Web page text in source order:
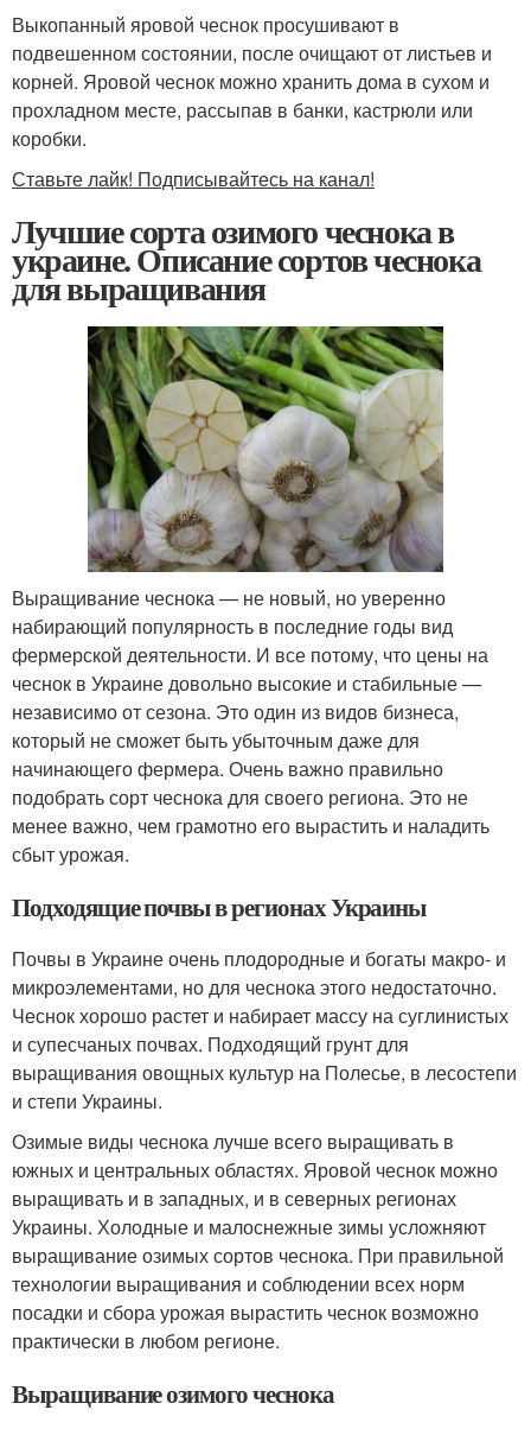
Выкопанный яровой чеснок просушивают в
подвешенном состоянии, после очищают от листьев и
корней. Яровой чеснок можно хранить дома в сухом и
прохладном месте, рассыпав в банки, кастрюли или
коробки.
Ставьте лайк! Подписывайтесь на канал!
Лучшие сорта озимого чеснока в
украине. Описание сортов чеснока
для выращивания
Выращивание чеснока — не новый, но уверенно
набирающий популярность в последние годы вид
фермерской деятельности. И все потому, что цены на
чеснок в Украине довольно высокие и стабильные —
независимо от сезона. Это один из видов бизнеса,
который не сможет быть убыточным даже для
начинающего фермера. Очень важно правильно
подобрать сорт чеснока для своего региона. Это не
менее важно, чем грамотно его вырастить и наладить
сбыт урожая.
Подходящие почвы в регионах Украины
Почвы в Украине очень плодородные и богаты макро- и
микроэлементами, но для чеснока этого недостаточно.
Чеснок хорошо растет и набирает массу на суглинистых
и супесчаных почвах. Подходящий грунт для
выращивания овощных культур на Полесье, в лесостепи
и степи Украины.
Озимые виды чеснока лучше всего выращивать в
южных и центральных областях. Яровой чеснок можно
выращивать и в западных, и в северных регионах
Украины. Холодные и малоснежные зимы усложняют
выращивание озимых сортов чеснока. При правильной
технологии выращивания и соблюдении всех норм
посадки и сбора урожая вырастить чеснок возможно
практически в любом регионе.
Выращивание озимого чеснока